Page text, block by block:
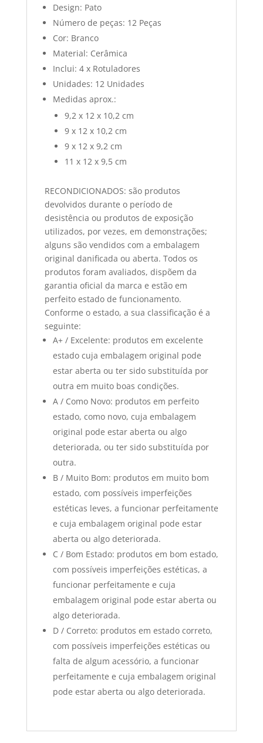
Design: Pato
Número de peças: 12 Peças
Cor: Branco
Material: Cerâmica
Inclui: 4 x Rotuladores
Unidades: 12 Unidades
Medidas aprox.:
9,2 x 12 x 10,2 cm
9 x 12 x 10,2 cm
9 x 12 x 9,2 cm
11 x 12 x 9,5 cm
RECONDICIONADOS: são produtos
devolvidos durante o período de
desistência ou produtos de exposição
utilizados, por vezes, em demonstrações;
alguns são vendidos com a embalagem
original danificada ou aberta. Todos os
produtos foram avaliados, dispõem da
garantia oficial da marca e estão em
perfeito estado de funcionamento.
Conforme o estado, a sua classificação é a
seguinte:
A+ / Excelente: produtos em excelente
estado cuja embalagem original pode
estar aberta ou ter sido substituída por
outra em muito boas condições.
A / Como Novo: produtos em perfeito
estado, como novo, cuja embalagem
original pode estar aberta ou algo
deteriorada, ou ter sido substituída por
outra.
B / Muito Bom: produtos em muito bom
estado, com possíveis imperfeições
estéticas leves, a funcionar perfeitamente
e cuja embalagem original pode estar
aberta ou algo deteriorada.
C / Bom Estado: produtos em bom estado,
com possíveis imperfeições estéticas, a
funcionar perfeitamente e cuja
embalagem original pode estar aberta ou
algo deteriorada.
D / Correto: produtos em estado correto,
com possíveis imperfeições estéticas ou
falta de algum acessório, a funcionar
perfeitamente e cuja embalagem original
pode estar aberta ou algo deteriorada.